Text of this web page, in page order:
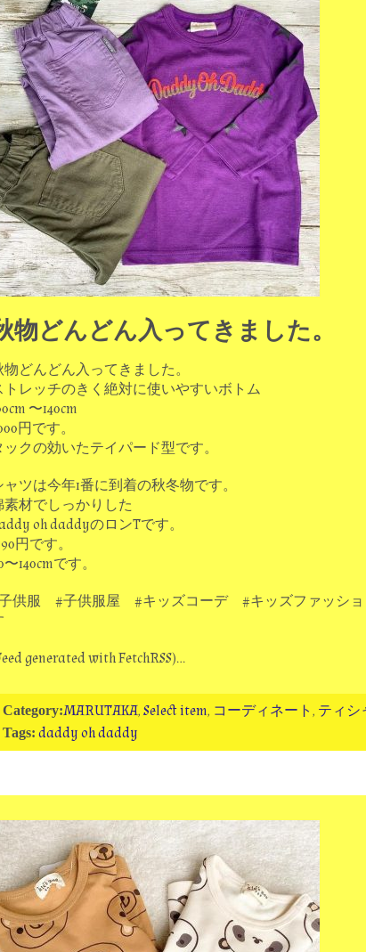
物どんどん入ってきました。
物どんどん入ってきました。
トレッチのきく絶対に使いやすいボトム
〜140cm
円です。
ックの効いたテイパード型です。
ャツは今年1番に到着の秋冬物です。
素材でしっかりした
oh daddyのロンTです。
円です。
〜140cmです。
供服 #子供服屋 #キッズコーデ #キッズファッ
generated with FetchRSS)…
Category:MARUTAKA,Select item, コーディネート, ティシ
Tags: daddy oh daddy